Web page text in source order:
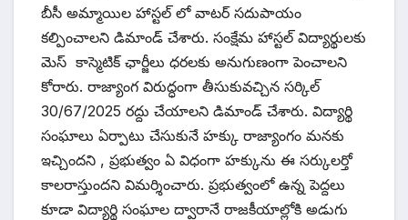
బీసీ అమ్మాయిల హాస్టల్ లో వాటర్ సదుపాయం
కల్పించాలని డిమాండ్ చేశారు. సంక్షేమ హాస్టల్ విద్యార్థులకు
మెస్ కాస్మెటిక్ ఛార్జీలు ధరలకు అనుగుణంగా పెంచాలని
కోరారు. రాజ్యాంగ విరుద్ధంగా తీసుకువచ్చిన సర్కిల్
30/67/2025 రద్దు చేయాలని డిమాండ్ చేశారు. విద్యార్థి
సంఘాలు ఏర్పాటు చేసుకునే హక్కు రాజ్యాంగం మనకు
ఇచ్చిందని , ప్రభుత్వం ఏ విధంగా హక్కును ఈ సర్కులర్తో
కాలరాస్తుందని విమర్శించారు. ప్రభుత్వంలో ఉన్న పెద్దలు
కూడా విద్యార్థి సంఘాల ద్వారానే రాజకీయాల్లోకి అడుగు